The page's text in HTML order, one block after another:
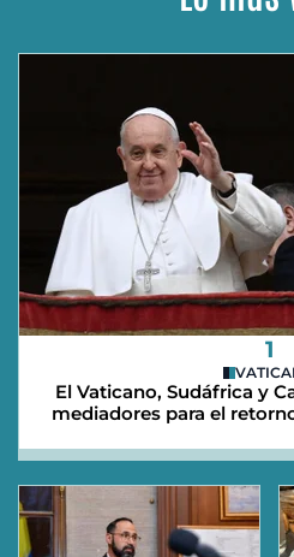
1
El Vaticano, Sudáfrica y
mediadores para el